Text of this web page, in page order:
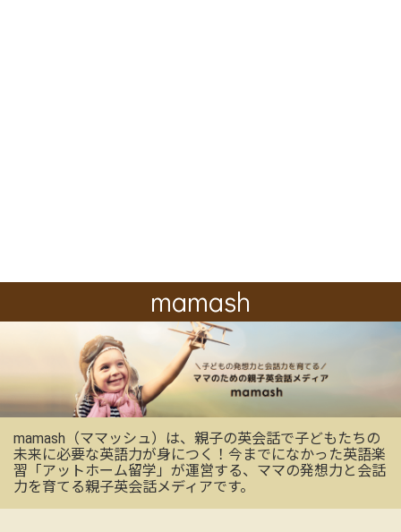
mamash
mamash（ママッシュ）は、親子の英会話で子どもたちの
未来に必要な英語力が身につく！今までになかった英語楽
習「アットホーム留学」が運営する、ママの発想力と会話
力を育てる親子英会話メディアです。